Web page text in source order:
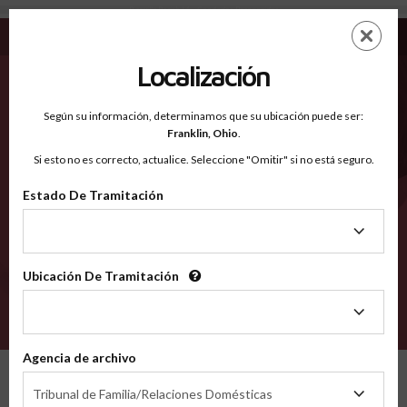
Bienville Parish LA - Condados Reconocidos
EN
Condados Reconocidos
2600
Localización
Según su información, determinamos que su ubicación puede ser:
Franklin, Ohio.
Si esto no es correcto, actualice. Seleccione "Omitir" si no está seguro.
Estado De Tramitación
Tramitación
Ubicación De Tramitación
Tramitación
Agencia de archivo
Tribunal de Familia/Relaciones Domésticas
de